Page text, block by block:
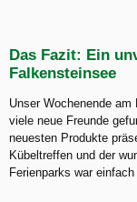
Das Fazit: Ein
Falkensteinsee
Unser Wochenende
viele neue Freunde
neuesten Produkte
Kübeltreffen und der
Ferienparks war einfach